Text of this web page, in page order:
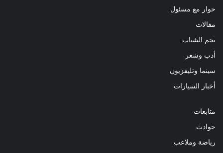
حوار مع مسئول
مقالات
نجم الشباب
أدب وشعر
سينما وتليفزيون
أخبار السيارات
متابعات
حوادث
رياضة وملاعب